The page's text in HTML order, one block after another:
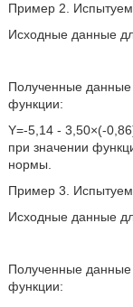
Пример 2.
Исходные данные
Полученные
функции:
Υ=-5,14 - 3,50×(-
при значении
нормы.
Пример 3.
Исходные данные
Полученные
функции: